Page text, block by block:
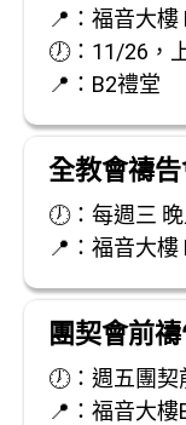
📍：福音大樓
🕖：11/26，
📍：B2禮堂
全教會禱
🕖：每週三
📍：福音大樓
團契會前
🕖：週五團契
📍：福音大樓